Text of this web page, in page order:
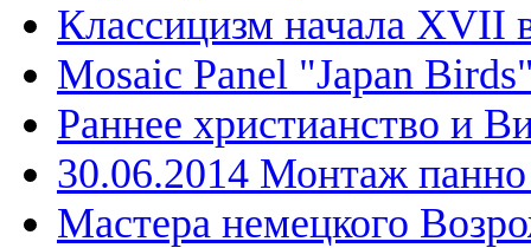
Классицизм начала XVII
Mosaic Panel "Japan
Раннее христианство и
30.06.2014 Монтаж
Мастера немецкого